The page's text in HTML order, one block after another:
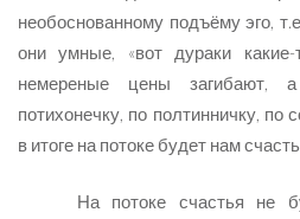
необоснованному подъёму эго,
они умные, «вот дураки
немереные цены загибают,
потихонечку, по полтинничку, по
в итоге на потоке будет нам
На потоке счастья не